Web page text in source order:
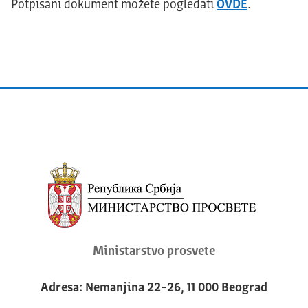
Potpisani dokument možete pogledati OVDE.
Ministarstvo prosvete
Adresa: Nemanjina 22-26, 11 000 Beograd